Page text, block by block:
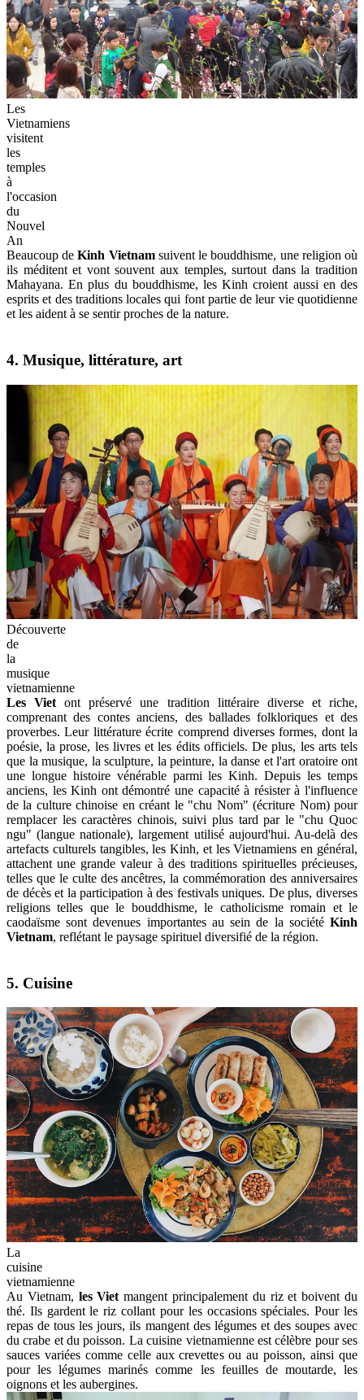
Les
Vietnamiens
visitent
les
temples
à
l'occasion
du
Nouvel
An
Beaucoup deKinh Vietnamsuivent le bouddhisme, une religion où
ils méditent et vont souvent aux temples, surtout dans la tradition
Mahayana. En plus du bouddhisme, les Kinh croient aussi en des
esprits et des traditions locales qui font partie de leur vie quotidienne
et les aident à se sentir proches de la nature.
4. Musique, littérature, art
Découverte
de
la
musique
vietnamienne
Les Viet ont préservé une tradition littéraire diverse et riche,
comprenant des contes anciens, des ballades folkloriques et des
proverbes. Leur littérature écrite comprend diverses formes, dont la
poésie, la prose, les livres et les édits officiels. De plus, les arts tels
que la musique, la sculpture, la peinture, la danse et l'art oratoire ont
une longue histoire vénérable parmi les Kinh. Depuis les temps
anciens, les Kinh ont démontré une capacité à résister à l'influence
de la culture chinoise en créant le "chu Nom" (écriture Nom) pour
remplacer les caractères chinois, suivi plus tard par le "chu Quoc
ngu" (langue nationale), largement utilisé aujourd'hui. Au-delà des
artefacts culturels tangibles, les Kinh, et les Vietnamiens en général,
attachent une grande valeur à des traditions spirituelles précieuses,
telles que le culte des ancêtres, la commémoration des anniversaires
de décès et la participation à des festivals uniques. De plus, diverses
religions telles que le bouddhisme, le catholicisme romain et le
caodaïsme sont devenues importantes au sein de la société Kinh
Vietnam, reflétant le paysage spirituel diversifié de la région.
5. Cuisine
La
cuisine
vietnamienne
Au Vietnam, les Viet mangent principalement du riz et boivent du
thé. Ils gardent le riz collant pour les occasions spéciales. Pour les
repas de tous les jours, ils mangent des légumes et des soupes avec
du crabe et du poisson. La cuisine vietnamienne est célèbre pour ses
sauces variées comme celle aux crevettes ou au poisson, ainsi que
pour les légumes marinés comme les feuilles de moutarde, les
oignons et les aubergines.